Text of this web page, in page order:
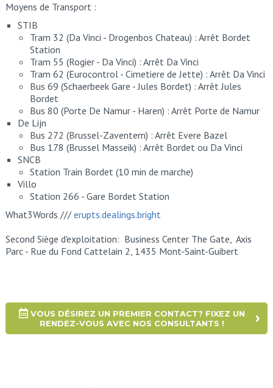
Moyens de Transport :
STIB
Tram 32 (Da Vinci - Drogenbos Chateau) : Arrêt Bordet
Station
Tram 55 (Rogier - Da Vinci) : Arrêt Da Vinci
Tram 62 (Eurocontrol - Cimetiere de Jette) : Arrêt Da Vinci
Bus 69 (Schaerbeek Gare - Jules Bordet) : Arrêt Jules
Bordet
Bus 80 (Porte De Namur - Haren) : Arrêt Porte de Namur
De Lijn
Bus 272 (Brussel-Zaventem) : Arrêt Evere Bazel
Bus 178 (Brussel Masseik) : Arrêt Bordet ou Da Vinci
SNCB
Station Train Bordet (10 min de marche)
Villo
Station 266 - Gare Bordet Station
What3Words /// erupts.dealings.bright
Second Siège d'exploitation: Business Center The Gate, Axis
Parc - Rue du Fond Cattelain 2, 1435 Mont-Saint-Guibert
VOUS DÉSIREZ UN PREMIER CONTACT? FIXEZ UN
RENDEZ-VOUS AVEC NOS CONSULTANTS !